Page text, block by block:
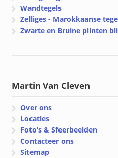
Wandtegels
Zelliges - Marokkaanse
Zwarte en Bruine plinten
Martin Van Cleven
Over ons
Locaties
Foto’s & Sfeerbeelden
Contacteer ons
Sitemap